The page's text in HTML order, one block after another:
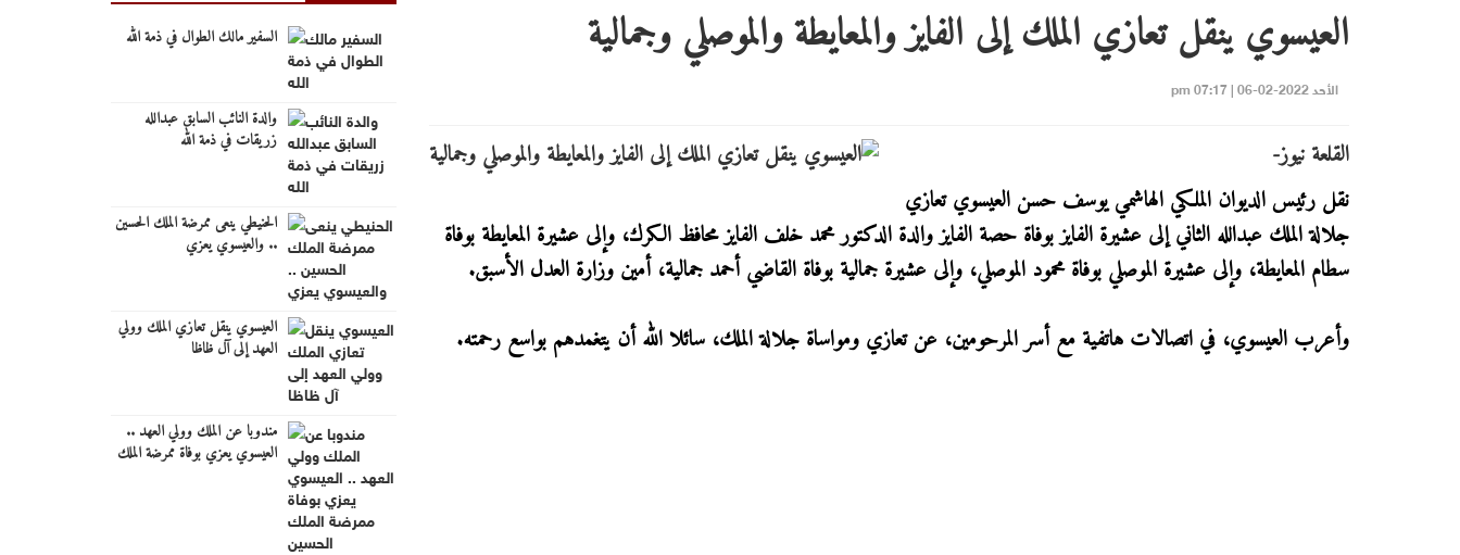
العيسوي ينقل تعازي الملك إلى الفايز والمعايطة والموصلي وجمالية
الأحد 2022-02-06 | 07:17 pm
القلعة نيوز-
نقل رئيس الديوان الملكي الهاشمي يوسف حسن العيسوي تعازي
جلالة الملك عبدالله الثاني إلى عشيرة الفايز بوفاة حصة الفايز والدة الدكتور محمد خلف الفايز محافظ الكرك، وإلى عشيرة المعايطة بوفاة
سطام المعايطة، وإلى عشيرة الموصلي بوفاة محمود الموصلي، وإلى عشيرة جمالية بوفاة القاضي أحمد جمالية، أمين وزارة العدل الأسبق.
وأعرب العيسوي، في اتصالات هاتفية مع أسر المرحومين، عن تعازي ومواساة جلالة الملك، سائلا الله أن يتغمدهم بواسع رحمته.
السفير مالك الطوال في ذمة الله
والدة النائب السابق عبدالله
زريقات في ذمة الله
الحنيطي ينعى ممرضة الملك الحسين
.. والعيسوي يعزي
العيسوي ينقل تعازي الملك وولي
العهد إلى آل ظاظا
مندوبا عن الملك وولي العهد ..
العيسوي يعزي بوفاة ممرضة الملك